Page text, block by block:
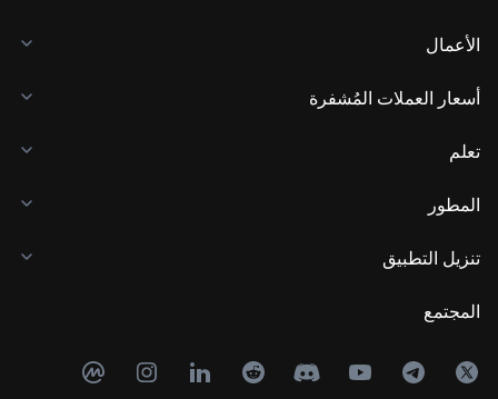
الأعمال
أسعار العملات المُشفرة
تعلم
المطور
تنزيل التطبيق
المجتمع